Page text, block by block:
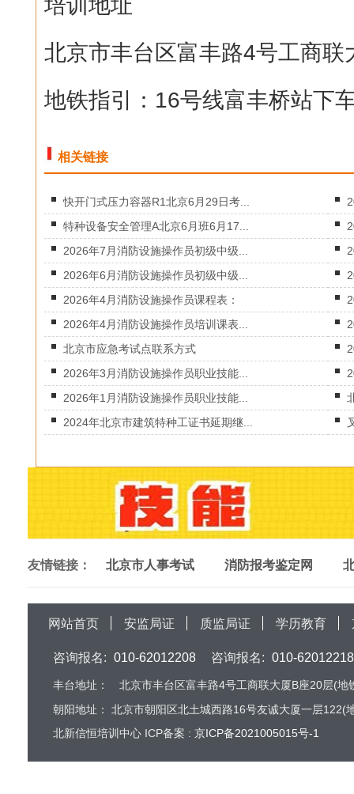
培训地址
北京市丰台区富丰路4号工商
地铁指引：16号线富丰桥站下
相关链接
快开门式压力容器R1北京6月29日考...
特种设备安全管理A北京6月班6月17...
2026年7月消防设施操作员初级中级...
2026年6月消防设施操作员初级中级...
2026年4月消防设施操作员课程表：
2026年4月消防设施操作员培训课表...
北京市应急考试点联系方式
2026年3月消防设施操作员职业技能...
2026年1月消防设施操作员职业技能...
2024年北京市建筑特种工证书延期继...
友情链接： 北京市人事考试 消防报考鉴定网
网站首页 安监局证 质监局证 学历教育
咨询报名: 010-62012208 咨询报名: 010-62012218
丰台地址：
北京市丰台区富丰路4号工商联大厦B座20层(
朝阳地址：
北京市朝阳区北土城西路16号友诚大厦一层122(
北新信恒培训中心 ICP备案 : 京ICP备2021005015号-1